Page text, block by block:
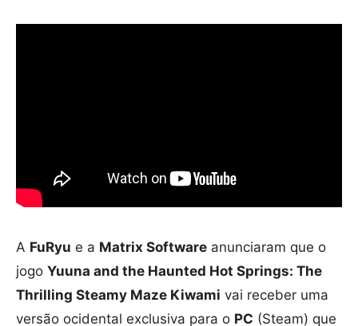
A FuRyu e a Matrix Software anunciaram que o
jogo Yuuna and the Haunted Hot Springs: The
Thrilling Steamy Maze Kiwami vai receber uma
versão ocidental exclusiva para o PC (Steam) que